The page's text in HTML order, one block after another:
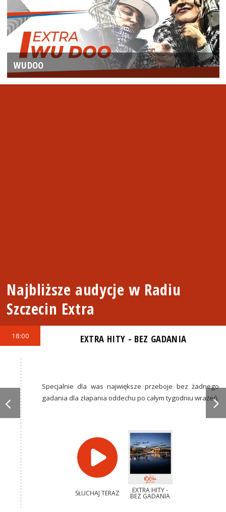
WUDOO
Najbliższe audycje w Radiu
Szczecin Extra
18:00 EXTRA HITY - BEZ GADANIA
Specjalnie dla was największe przeboje bez żadnego
gadania dla złapania oddechu po całym tygodniu wrażeń.
SŁUCHAJ TERAZ EXTRA HITY -
BEZ GADANIA